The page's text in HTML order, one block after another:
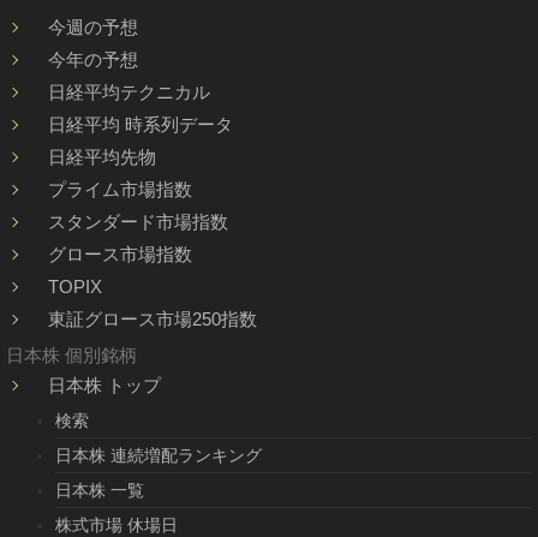
今週の予想
今年の予想
日経平均テクニカル
日経平均 時系列データ
日経平均先物
プライム市場指数
スタンダード市場指数
グロース市場指数
TOPIX
東証グロース市場250指数
日本株 個別銘柄
日本株 トップ
検索
日本株 連続増配ランキング
日本株 一覧
株式市場 休場日